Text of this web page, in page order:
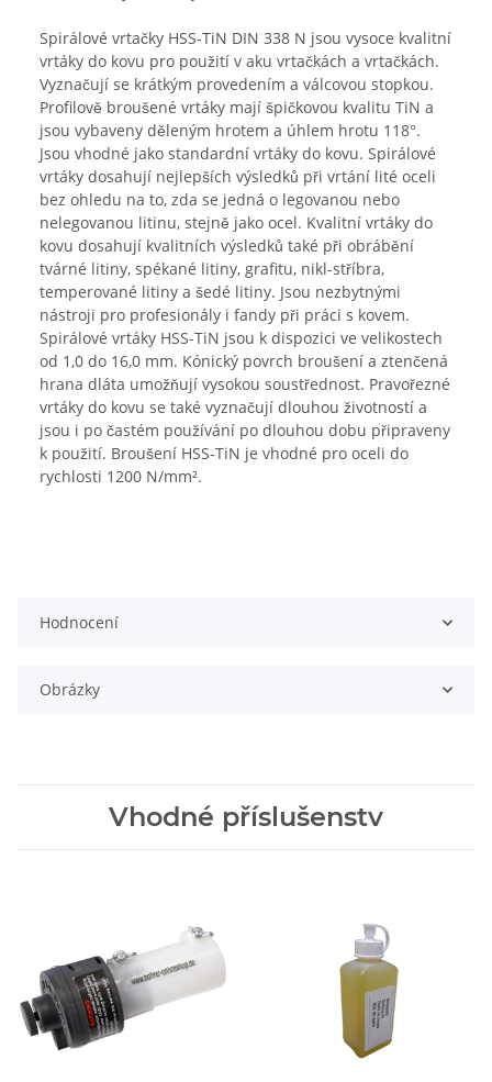
Spirálové vrtačky HSS-TiN DIN 338 N jsou vysoce kvalitní
vrtáky do kovu pro použití v aku vrtačkách a vrtačkách.
Vyznačují se krátkým provedením a válcovou stopkou.
Profilově broušené vrtáky mají špičkovou kvalitu TiN a
jsou vybaveny děleným hrotem a úhlem hrotu 118°.
Jsou vhodné jako standardní vrtáky do kovu. Spirálové
vrtáky dosahují nejlepších výsledků při vrtání lité oceli
bez ohledu na to, zda se jedná o legovanou nebo
nelegovanou litinu, stejně jako ocel. Kvalitní vrtáky do
kovu dosahují kvalitních výsledků také při obrábění
tvárné litiny, spékané litiny, grafitu, nikl-stříbra,
temperované litiny a šedé litiny. Jsou nezbytnými
nástroji pro profesionály i fandy při práci s kovem.
Spirálové vrtáky HSS-TiN jsou k dispozici ve velikostech
od 1,0 do 16,0 mm. Kónický povrch broušení a ztenčená
hrana dláta umožňují vysokou soustřednost. Pravořezné
vrtáky do kovu se také vyznačují dlouhou životností a
jsou i po častém používání po dlouhou dobu připraveny
k použití. Broušení HSS-TiN je vhodné pro oceli do
rychlosti 1200 N/mm².
Hodnocení
Obrázky
Vhodné příslušenstv